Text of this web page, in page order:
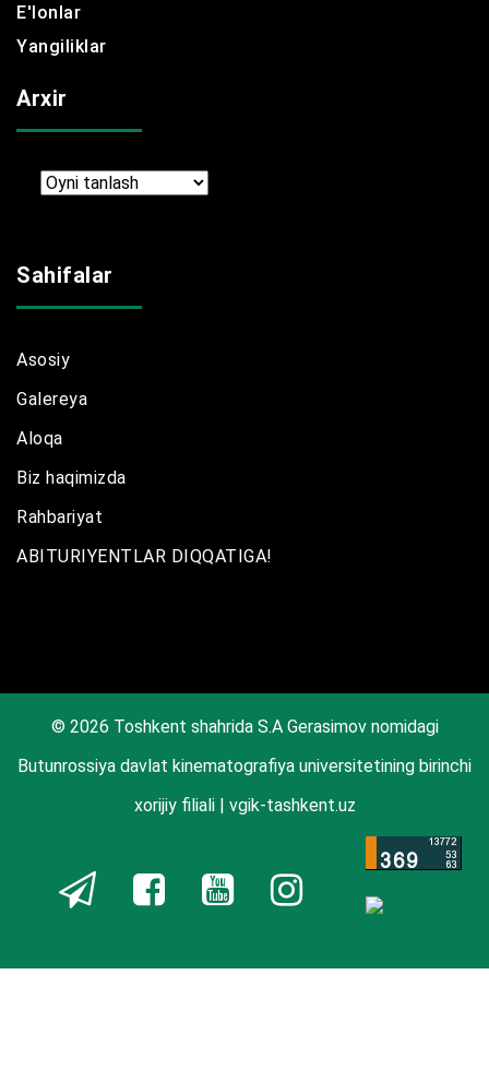
E'lonlar
Yangiliklar
Arxir
Arxir
Sahifalar
Asosiy
Galereya
Aloqa
Biz haqimizda
Rahbariyat
ABITURIYENTLAR DIQQATIGA!
© 2026 Toshkent shahrida S.A Gerasimov nomidagi
Butunrossiya davlat kinematografiya universitetining birinchi
xorijiy filiali | vgik-tashkent.uz